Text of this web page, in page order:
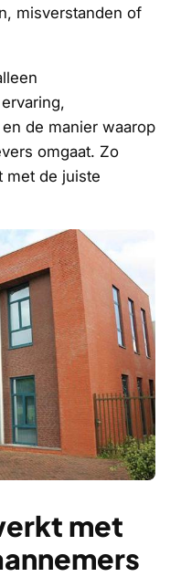
misverstanden of
de manier waarop
omgaat. Zo
met de juiste
met